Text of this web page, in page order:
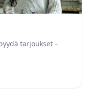
tarjoukset –